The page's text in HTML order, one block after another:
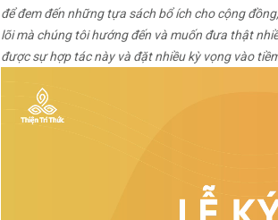
để đem đến những tựa sách bổ ích cho cộng
lõi mà chúng tôi hướng đến và muốn đưa thật
được sự hợp tác này và đặt nhiều kỳ vọng vào